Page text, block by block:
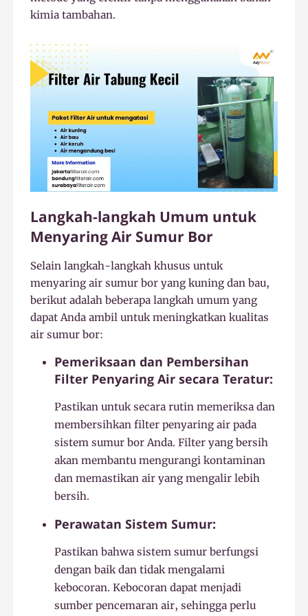
kimia tambahan.
Langkah-langkah Umum untuk
Menyaring Air Sumur Bor
Selain langkah-langkah khusus untuk
menyaring air sumur bor yang kuning dan bau,
berikut adalah beberapa langkah umum yang
dapat Anda ambil untuk meningkatkan kualitas
air sumur bor:
Pemeriksaan dan Pembersihan
Filter Penyaring Air secara Teratur:
Pastikan untuk secara rutin memeriksa dan
membersihkan filter penyaring air pada
sistem sumur bor Anda. Filter yang bersih
akan membantu mengurangi kontaminan
dan memastikan air yang mengalir lebih
bersih.
Perawatan Sistem Sumur:
Pastikan bahwa sistem sumur berfungsi
dengan baik dan tidak mengalami
kebocoran. Kebocoran dapat menjadi
sumber pencemaran air, sehingga perlu